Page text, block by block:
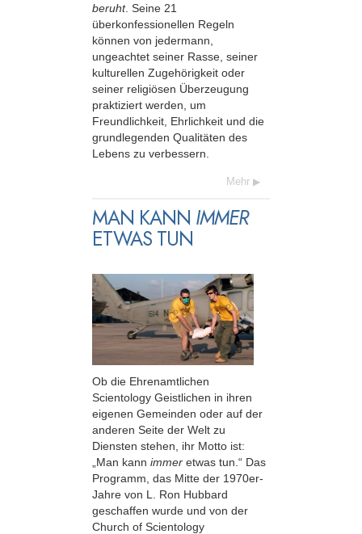
beruht. Seine 21
überkonfessionellen Regeln
können von jedermann,
ungeachtet seiner Rasse, seiner
kulturellen Zugehörigkeit oder
seiner religiösen Überzeugung
praktiziert werden, um
Freundlichkeit, Ehrlichkeit und die
grundlegenden Qualitäten des
Lebens zu verbessern.
Mehr
MAN KANN IMMER
ETWAS TUN
Ob die Ehrenamtlichen
Scientology Geistlichen in ihren
eigenen Gemeinden oder auf der
anderen Seite der Welt zu
Diensten stehen, ihr Motto ist:
„Man kann immer etwas tun.“ Das
Programm, das Mitte der 1970er-
Jahre von L. Ron Hubbard
geschaffen wurde und von der
Church of Scientology